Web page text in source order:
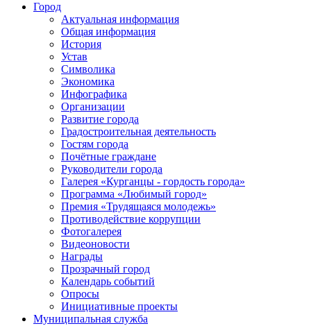
Город
Актуальная информация
Общая информация
История
Устав
Символика
Экономика
Инфографика
Организации
Развитие города
Градостроительная деятельность
Гостям города
Почётные граждане
Руководители города
Галерея «Курганцы - гордость города»
Программа «Любимый город»
Премия «Трудящаяся молодежь»
Противодействие коррупции
Фотогалерея
Видеоновости
Награды
Прозрачный город
Календарь событий
Опросы
Инициативные проекты
Муниципальная служба